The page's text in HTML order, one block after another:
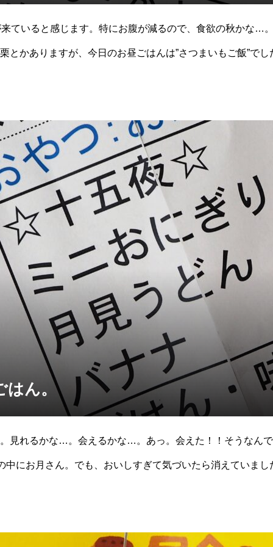
ていると感じます。特にお腹が減るので、食欲の秋かな…
とかありますが、今日のお昼ごはんは”さつまいもご飯”で
はん。
見れるかな…。会えるかな…。あっ。会えた！！そうなん
中にお月さん。でも、おいしすぎて気づいたら消えていま